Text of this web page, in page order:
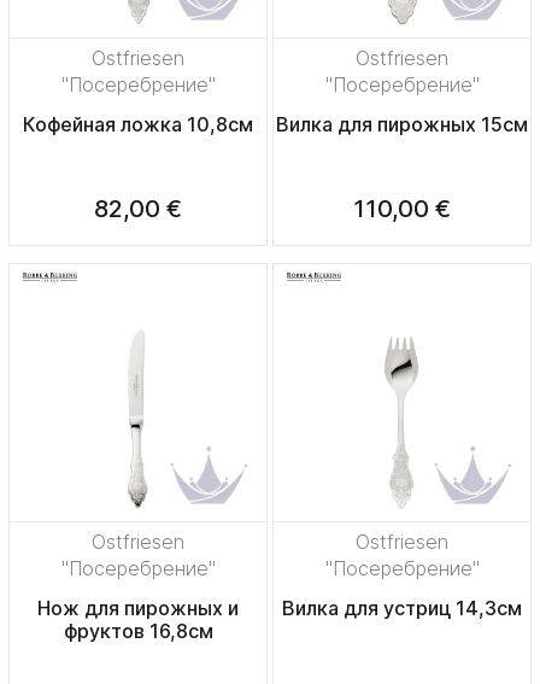
Ostfriesen
"Посеребрение"
Кофейная ложка 10,8см
82,00 €
Ostfriesen
"Посеребрение"
Вилка для пирожных 15см
110,00 €
Ostfriesen
"Посеребрение"
Нож для пирожных и
фруктов 16,8см
Ostfriesen
"Посеребрение"
Вилка для устриц 14,3см